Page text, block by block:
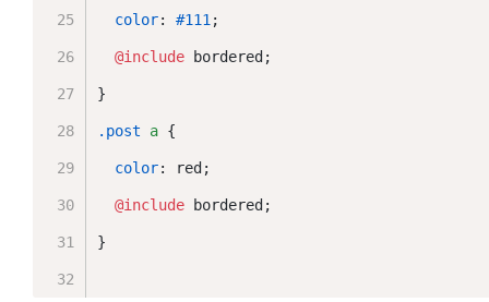
color: #111 ;
@include bordered;
}
.post a {
color: red;
@include bordered;
}